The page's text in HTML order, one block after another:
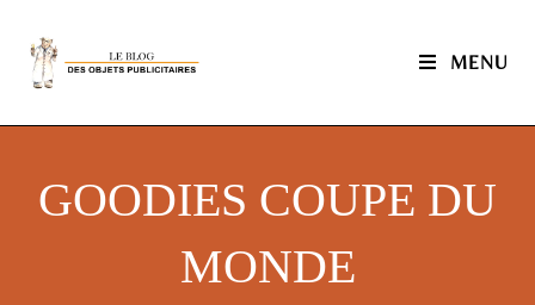
MENU
GOODIES COUPE DU
MONDE